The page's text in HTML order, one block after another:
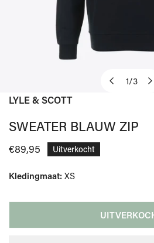
1/3
OPEN MEDIA IN GALERIJWEERGAVE
LYLE & SCOTT
SWEATER BLAUW ZIP
Normale
€89,95 Uitverkocht
Kledingmaat: XS